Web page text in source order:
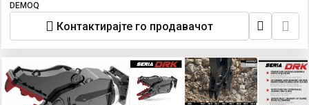
DEMOQ
Контактирајте го продавачот